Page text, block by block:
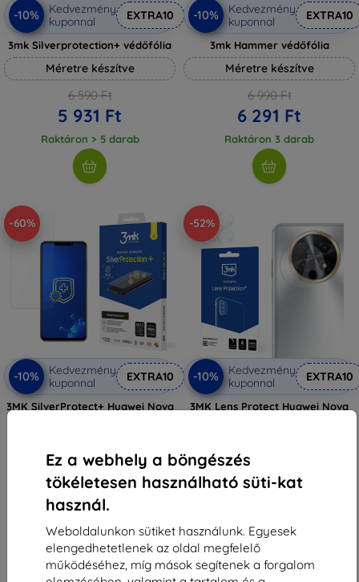
Ez a webhely a böngészés
tökéletesen használható süti-kat
használ.
Weboldalunkon sütiket használunk. Egyesek
elengedhetetlenek az oldal megfelelő
működéséhez, míg mások segítenek a forgalom
-10%
Kedvezmény
kuponnal
EXTRA10
3mk Silverprotection+ védőfólia
Méretre készítve
6 590 Ft
5 931 Ft
Raktáron > 5 darab
-10%
Kedvezmény
kuponnal
EXTRA10
3mk Hammer védőfólia
Méretre készítve
6 990 Ft
6 291 Ft
Raktáron 3 darab
-60%
-10%
Kedvezmény
kuponnal
EXTRA10
3MK SilverProtect+ Huawei Nova
2 241 Ft
Utolsó darab raktáron
-52%
-10%
Kedvezmény
kuponnal
EXTRA10
3MK Lens Protect Huawei Nova
1 251 Ft
Utolsó darab raktáron